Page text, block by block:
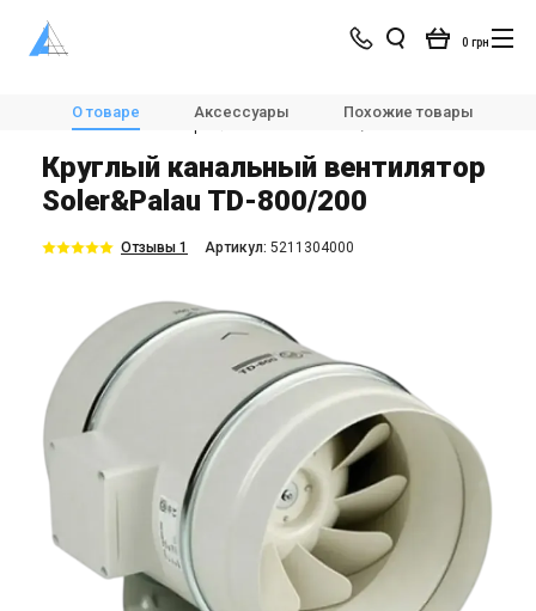
0 грн
Магазин Вентиляция
Вентиляторы
Канальные вентиляторы
Soler&Palau TD-800/200
О товаре Аксессуары Похожие товары
Круглый канальный вентилятор
Soler&Palau TD-800/200
Отзывы 1 Aртикул: 5211304000